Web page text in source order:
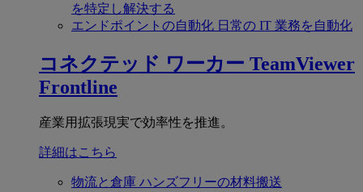
を特定し解決する
エンドポイントの自動化 日常の IT 業務を自動化
コネクテッド ワーカー TeamViewer
Frontline
産業用拡張現実で効率性を推進。
詳細はこちら
物流と倉庫 ハンズフリーの材料搬送